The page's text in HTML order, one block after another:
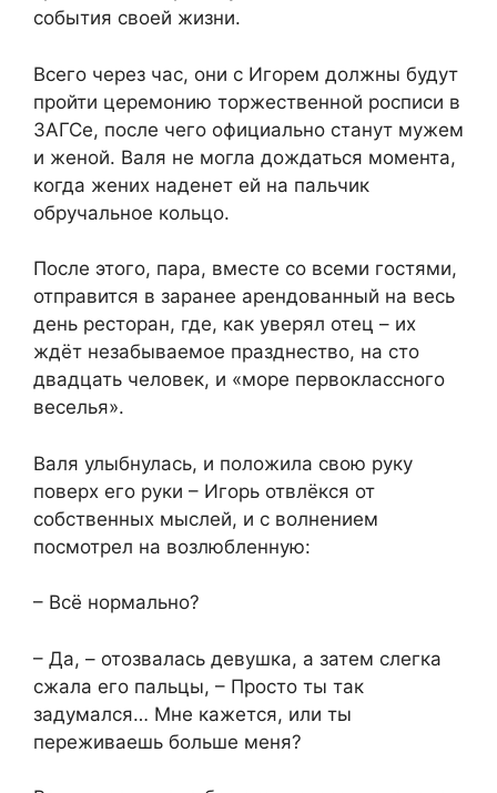
события своей жизни.
Всего через час, они с Игорем должны будут
пройти церемонию торжественной росписи в
ЗАГСе, после чего официально станут мужем
и женой. Валя не могла дождаться момента,
когда жених наденет ей на пальчик
обручальное кольцо.
После этого, пара, вместе со всеми гостями,
отправится в заранее арендованный на весь
день ресторан, где, как уверял отец – их
ждёт незабываемое празднество, на сто
двадцать человек, и «море первоклассного
веселья».
Валя улыбнулась, и положила свою руку
поверх его руки – Игорь отвлёкся от
собственных мыслей, и с волнением
посмотрел на возлюбленную:
– Всё нормально?
– Да, – отозвалась девушка, а затем слегка
сжала его пальцы, – Просто ты так
задумался… Мне кажется, или ты
переживаешь больше меня?